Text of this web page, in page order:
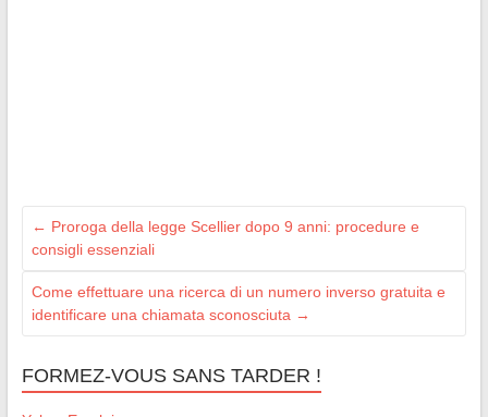
← Proroga della legge Scellier dopo 9 anni: procedure e
consigli essenziali
Come effettuare una ricerca di un numero inverso gratuita e
identificare una chiamata sconosciuta →
FORMEZ-VOUS SANS TARDER !